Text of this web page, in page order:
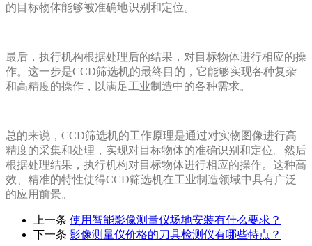
的目标物体能够被准确地识别和定位。
最后，执行机构根据处理后的结果，对目标物体进行相应的操
作。这一步是CCD筛选机的最终目的，它能够实现各种复杂
和高精度的操作，以满足工业制造中的各种需求。
总的来说，CCD筛选机的工作原理是通过对实物图像进行高
精度的采集和处理，实现对目标物体的准确识别和定位。然后
根据处理结果，执行机构对目标物体进行相应的操作。这种高
效、精准的特性使得CCD筛选机在工业制造领域中具有广泛
的应用前景。
上一条 使用智能影像测量仪场地安装有什么要求？
下一条 影像测量仪价格的刀具检测仪有哪些特点？